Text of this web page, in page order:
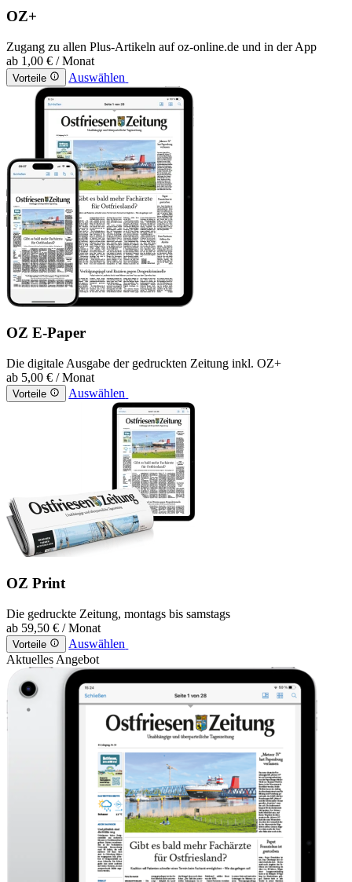
OZ+
Zugang zu allen Plus-Artikeln auf oz-online.de und in der App
ab 1,00 € / Monat
Vorteile Auswählen
OZ E-Paper
Die digitale Ausgabe der gedruckten Zeitung inkl. OZ+
ab 5,00 € / Monat
Vorteile Auswählen
OZ Print
Die gedruckte Zeitung, montags bis samstags
ab 59,50 € / Monat
Vorteile
Auswählen
Aktuelles Angebot